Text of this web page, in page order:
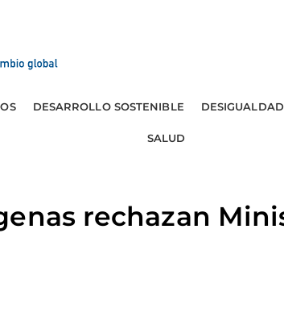
DESARROLLO SOSTENIBLE
SALUD
rechazan